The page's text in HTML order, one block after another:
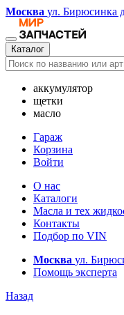
Москва ул. Бирюсинка
Каталог
аккумулятор
щетки
масло
Гараж
Корзина
Войти
О нас
Каталоги
Масла и тех
Контакты
Подбор по VIN
Москва ул.
Помощь эксперта
Назад